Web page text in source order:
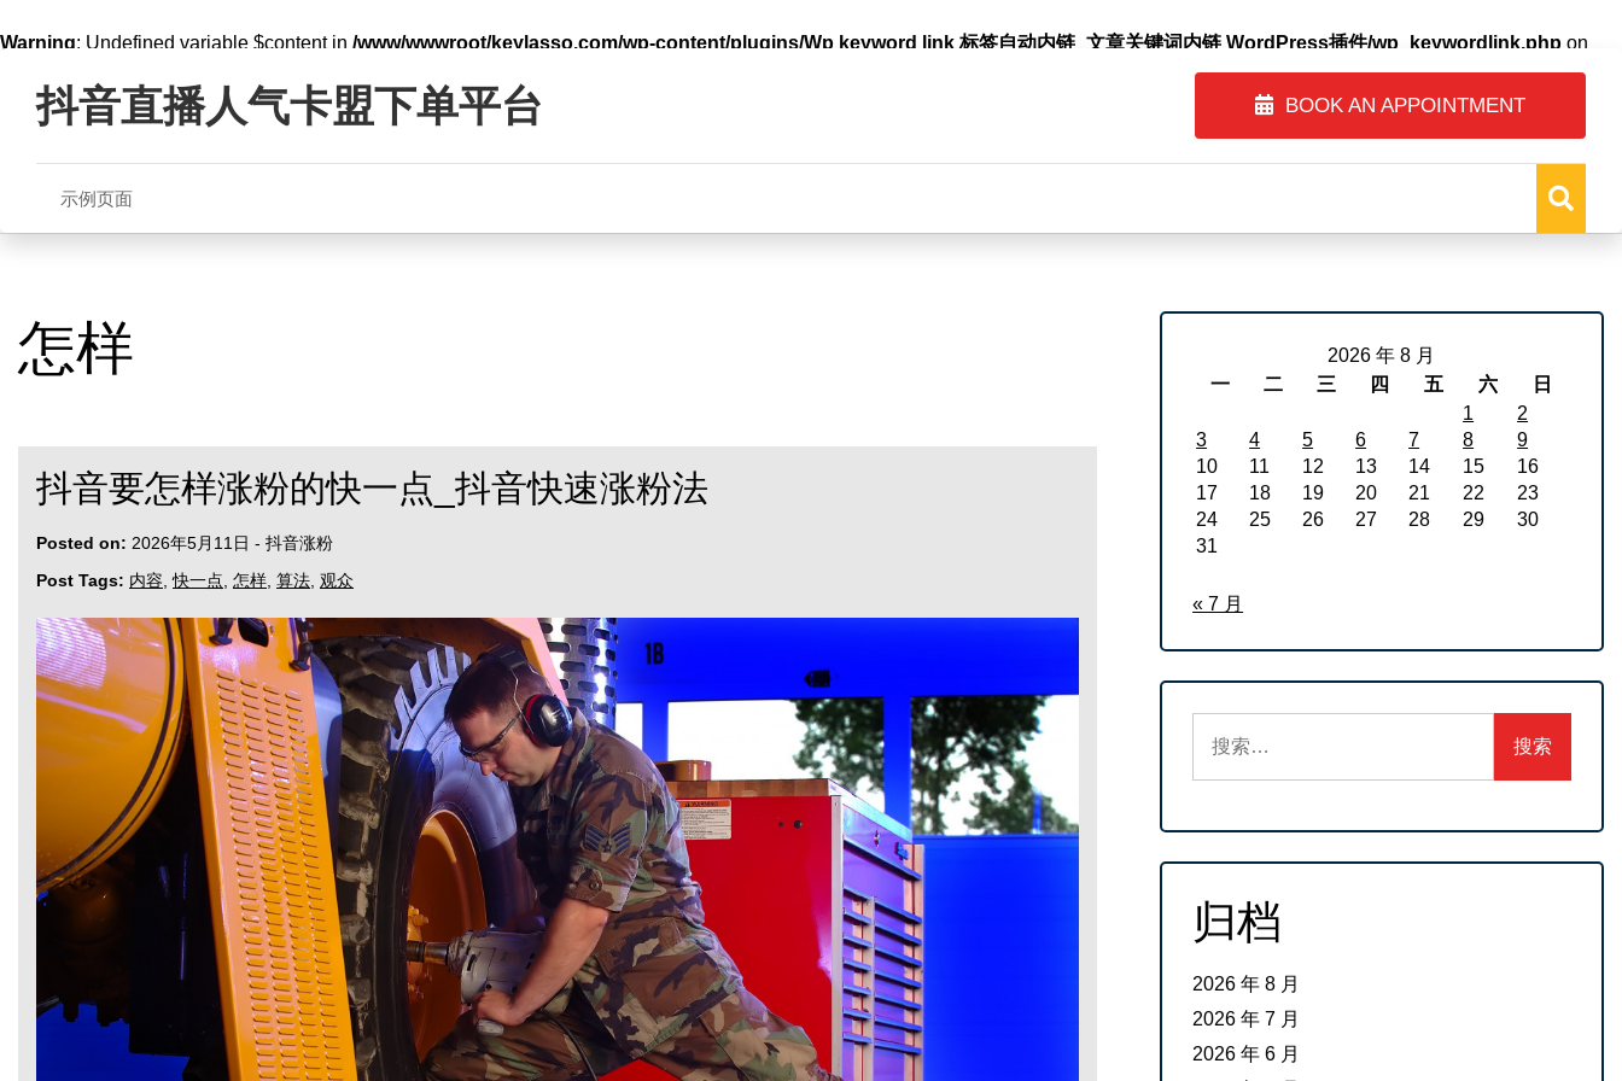
Warning: Undefined variable $content in /www/wwwroot/keylasso.com/wp-content/plugins/Wp keyword link 标签自动内链_文章关键词内链 WordPress插件/wp_keywordlink.php on
content抖音直播人气卡盟下单平台 BOOK AN APPOINTMENT
示例页面
怎样
抖音要怎样涨粉的快一点_抖音快速涨粉法
Posted on: 2026年5月11日 - 抖音涨粉
Post Tags: 内容 ,快一点 怎样 算法 观众
2026 年 8 月
一
二 三 四 五 六
日
1
2
3
4 5 6 7 8
9
10
11 12 13 14 15
16
17
18 19 20 21 22
23
24
25 26 27 28 29
30
31
« 7 月
索：
归档
2026 年 8 月
2026 年 7 月
2026 年 6 月